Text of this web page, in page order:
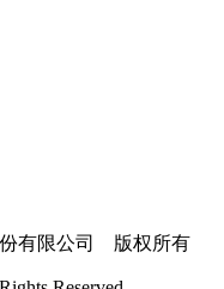
份有限公司 版权所有